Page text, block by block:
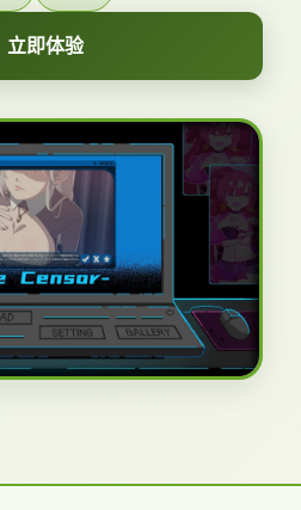
立即体验